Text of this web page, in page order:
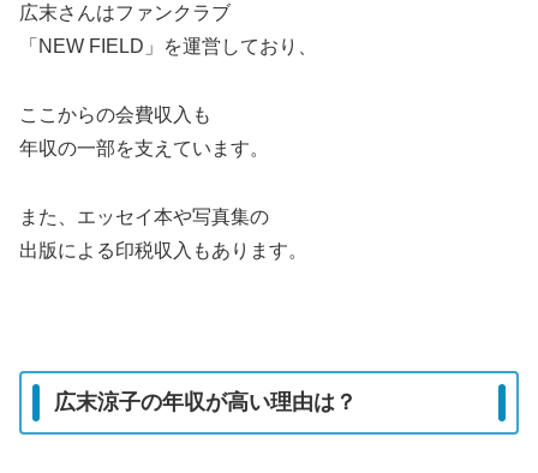
広末さんはファンクラブ
「NEW FIELD」を運営しており、
ここからの会費収入も
年収の一部を支えています。
また、エッセイ本や写真集の
出版による印税収入もあります。
広末涼子の年収が高い理由は？